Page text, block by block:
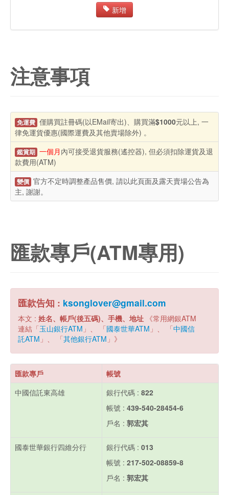
新增
注意事項
免運費 僅購買註冊碼(以EMail寄出)、購買滿$1000元以上, 一
律免運貨優惠(國際運費及其他賣場除外) 。
鑑賞期 一個月 內可接受退貨服務(遙控器), 但必須扣除運貨及退
款費用(ATM)
變價 官方不定時調整產品售價, 請以此頁面及露天賣場公告為
主, 謝謝。
匯款專戶(ATM專用)
匯款告知 : ksonglover@gmail.com
本文 : 姓名、帳戶(後五碼)、手機、地址 《常用網銀ATM
連結「玉山銀行ATM 」、 「國泰世華ATM 」、 「中國信
託ATM 」、 「其他銀行ATM 」》
匯款專戶
帳號
中國信託東高雄
銀行代碼 : 822
帳號 : 439-540-28454-6
戶名 : 郭宏其
國泰世華銀行四維分行 銀行代碼 : 013
帳號 : 217-502-08859-8
戶名 : 郭宏其